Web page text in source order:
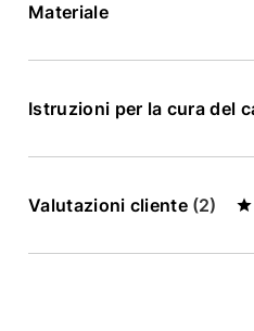
Materiale
Istruzioni per la cura del
Valutazioni cliente (2)